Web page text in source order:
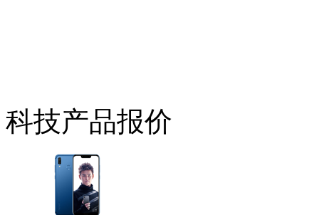
科技产品报价